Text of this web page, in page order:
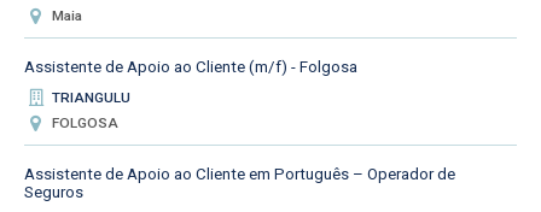
Maia
Assistente de Apoio ao Cliente (m/f) - Folgosa
TRIANGULU
FOLGOSA
Assistente de Apoio ao Cliente em Português – Operador de
Seguros